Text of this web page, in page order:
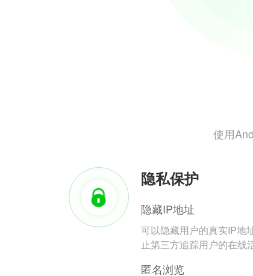
使用
隐私保护
隐藏IP地址
可以隐藏用户的真实IP地
止第三方追踪用户的在线
匿名浏览